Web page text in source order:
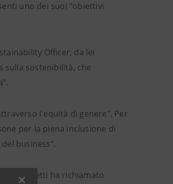
uno dei suoi “obiettivi
Officer, da lei
sulla sostenibilità, che
l'equità di genere". Per
per la piena inclusione di
business”.
Angeletti ha richiamato